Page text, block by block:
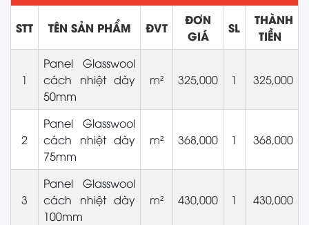
STT TÊN SẢN PHẨM ĐVT
ĐƠN
GIÁ
SL
THÀNH
TIỀN
1
Panel Glasswool
cách nhiệt dày
50mm
m² 325,000 1 325,000
2
Panel Glasswool
cách nhiệt dày
75mm
m² 368,000 1 368,000
3
Panel Glasswool
cách nhiệt dày
100mm
m² 430,000 1 430,000